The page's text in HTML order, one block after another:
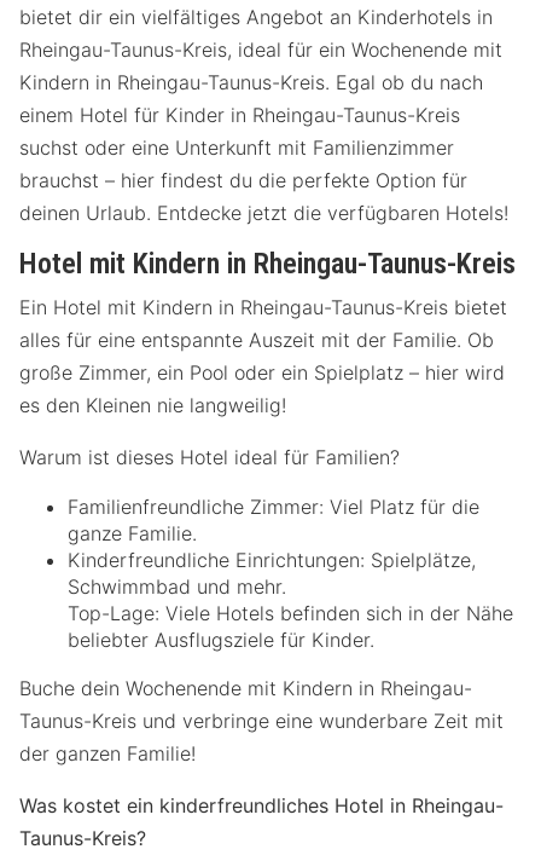
bietet dir ein vielfältiges Angebot an Kinderhotels in
Rheingau-Taunus-Kreis, ideal für ein Wochenende mit
Kindern in Rheingau-Taunus-Kreis. Egal ob du nach
einem Hotel für Kinder in Rheingau-Taunus-Kreis
suchst oder eine Unterkunft mit Familienzimmer
brauchst – hier findest du die perfekte Option für
deinen Urlaub. Entdecke jetzt die verfügbaren Hotels!
Hotel mit Kindern in Rheingau-Taunus-Kreis
Ein Hotel mit Kindern in Rheingau-Taunus-Kreis bietet
alles für eine entspannte Auszeit mit der Familie. Ob
große Zimmer, ein Pool oder ein Spielplatz – hier wird
es den Kleinen nie langweilig!
Warum ist dieses Hotel ideal für Familien?
Familienfreundliche Zimmer: Viel Platz für die
ganze Familie.
Kinderfreundliche Einrichtungen: Spielplätze,
Schwimmbad und mehr.
Top-Lage: Viele Hotels befinden sich in der Nähe
beliebter Ausflugsziele für Kinder.
Buche dein Wochenende mit Kindern in Rheingau-
Taunus-Kreis und verbringe eine wunderbare Zeit mit
der ganzen Familie!
Was kostet ein kinderfreundliches Hotel in Rheingau-
Taunus-Kreis?